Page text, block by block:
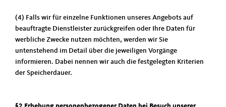
(4) Falls wir für einzelne Funktionen unseres Angebots auf
beauftragte Dienstleister zurückgreifen oder Ihre Daten für
werbliche Zwecke nutzen möchten, werden wir Sie
untenstehend im Detail über die jeweiligen Vorgänge
informieren. Dabei nennen wir auch die festgelegten Kriterien
der Speicherdauer.